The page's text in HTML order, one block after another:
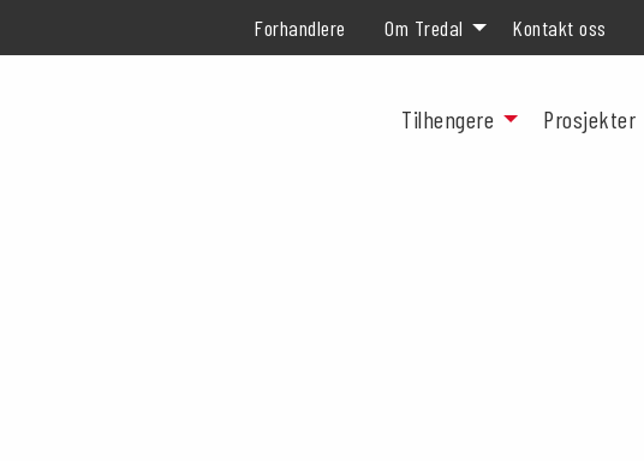
Forhandlere Om Tredal Kontakt oss
Tilhengere Prosjekter